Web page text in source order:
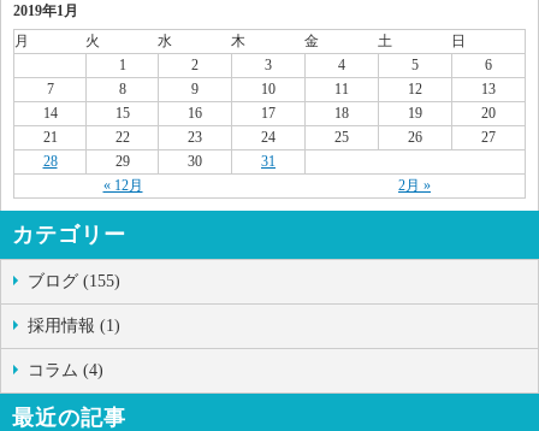
2019年1月
月
火 水 木 金 土 日
« 12月 2月 »
1 2 3 4 5
6
7
8 9 10 11 12
13
14
15 16 17 18 19
20
21
22 23 24 25 26
27
28
29 30 31
カテゴリー
ブログ (155)
採用情報 (1)
コラム (4)
最近の記事